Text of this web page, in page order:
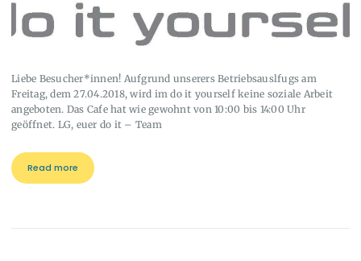
Liebe Besucher*innen! Aufgrund unserers Betriebsauslfugs am
Freitag, dem 27.04.2018, wird im do it yourself keine soziale Arbeit
angeboten. Das Cafe hat wie gewohnt von 10:00 bis 14:00 Uhr
geöffnet. LG, euer do it – Team
Read more